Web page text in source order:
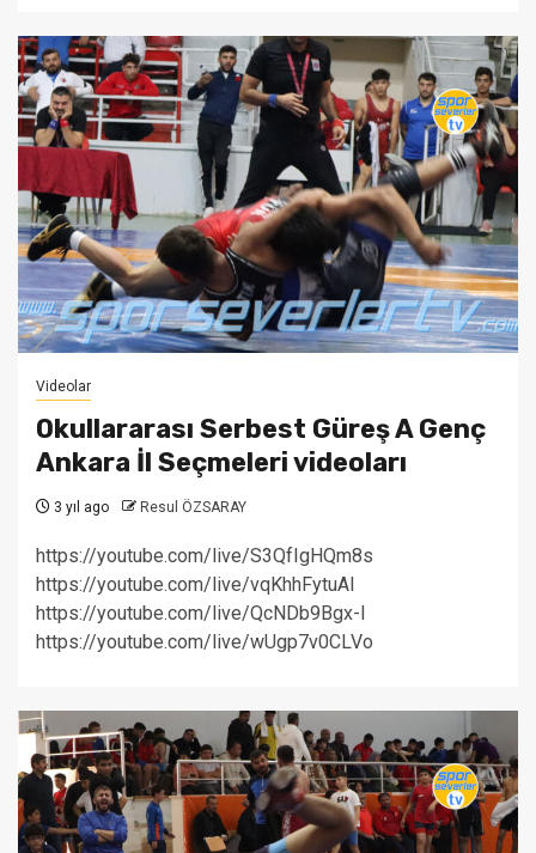
Videolar
Okullararası Serbest Güreş A Genç
Ankara İl Seçmeleri videoları
3 yıl ago Resul ÖZSARAY
https://youtube.com/live/S3QfIgHQm8s
https://youtube.com/live/vqKhhFytuAI
https://youtube.com/live/QcNDb9Bgx-I
https://youtube.com/live/wUgp7v0CLVo